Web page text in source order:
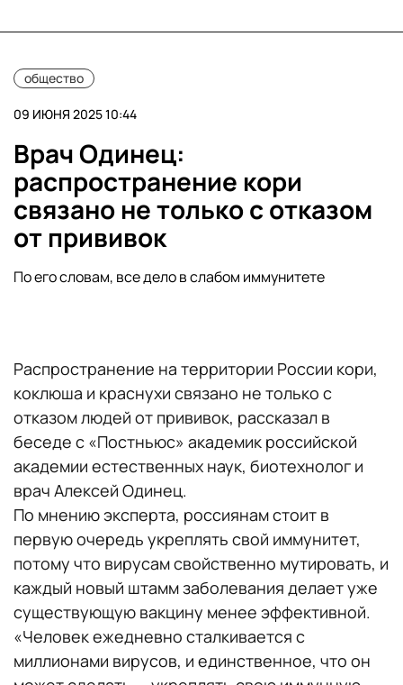
общество
09 ИЮНЯ 2025 10:44
Врач Одинец:
распространение кори
связано не только с отказом
от прививок
По его словам, все дело в слабом иммунитете
Распространение на территории России кори,
коклюша и краснухи связано не только с
отказом людей от прививок, рассказал в
беседе с «Постньюс» академик российской
академии естественных наук, биотехнолог и
врач Алексей Одинец.
По мнению эксперта, россиянам стоит в
первую очередь укреплять свой иммунитет,
потому что вирусам свойственно мутировать, и
каждый новый штамм заболевания делает уже
существующую вакцину менее эффективной.
«Человек ежедневно сталкивается с
миллионами вирусов, и единственное, что он